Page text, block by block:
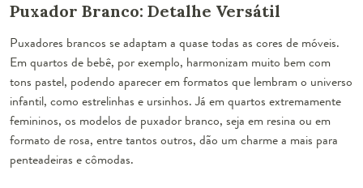
Puxador Branco: Detalhe Versátil
Puxadores brancos se adaptam a quase todas as cores de móveis.
Em quartos de bebê, por exemplo, harmonizam muito bem com
tons pastel, podendo aparecer em formatos que lembram o universo
infantil, como estrelinhas e ursinhos. Já em quartos extremamente
femininos, os modelos de puxador branco, seja em resina ou em
formato de rosa, entre tantos outros, dão um charme a mais para
penteadeiras e cômodas.